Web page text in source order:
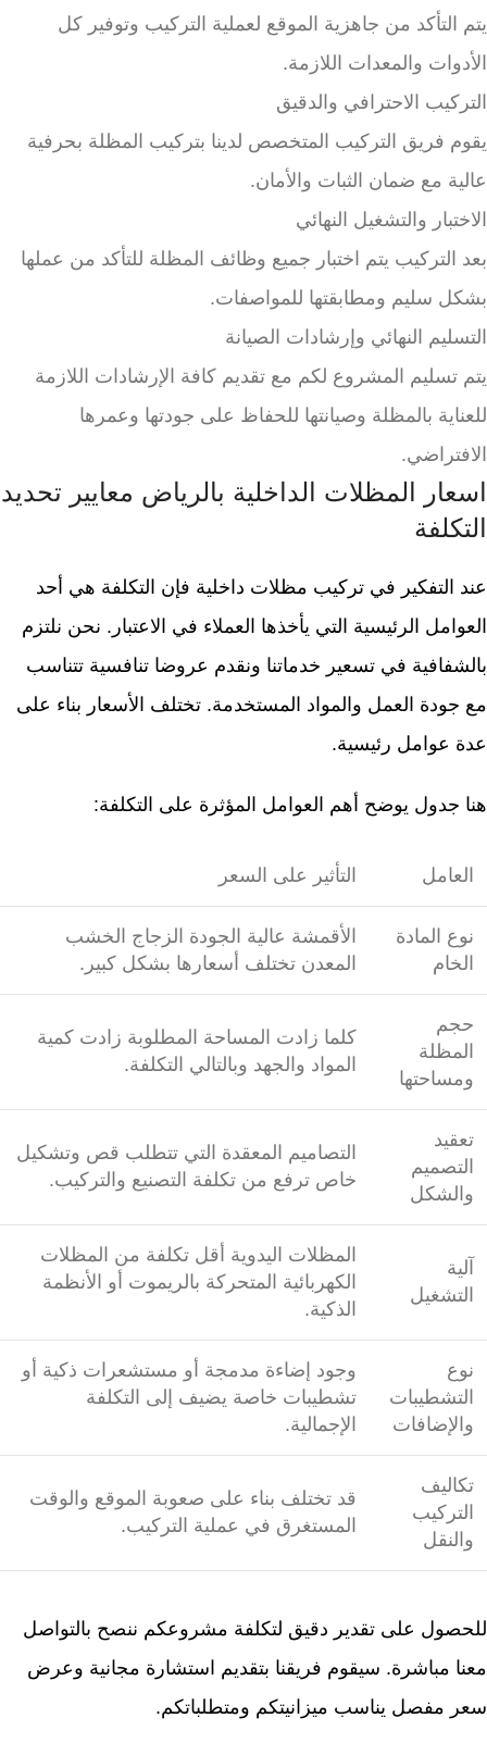
يتم التأكد من جاهزية الموقع لعملية التركيب وتوفير كل
الأدوات والمعدات اللازمة.
التركيب الاحترافي والدقيق
يقوم فريق التركيب المتخصص لدينا بتركيب المظلة بحرفية
عالية مع ضمان الثبات والأمان.
الاختبار والتشغيل النهائي
بعد التركيب يتم اختبار جميع وظائف المظلة للتأكد من عملها
بشكل سليم ومطابقتها للمواصفات.
التسليم النهائي وإرشادات الصيانة
يتم تسليم المشروع لكم مع تقديم كافة الإرشادات اللازمة
للعناية بالمظلة وصيانتها للحفاظ على جودتها وعمرها
الافتراضي.
اسعار المظلات الداخلية بالرياض معايير تحديد
التكلفة
عند التفكير في تركيب مظلات داخلية فإن التكلفة هي أحد
العوامل الرئيسية التي يأخذها العملاء في الاعتبار. نحن نلتزم
بالشفافية في تسعير خدماتنا ونقدم عروضا تنافسية تتناسب
مع جودة العمل والمواد المستخدمة. تختلف الأسعار بناء على
عدة عوامل رئيسية.
هنا جدول يوضح أهم العوامل المؤثرة على التكلفة:
العامل التأثير على السعر
نوع المادة
الخام
الأقمشة عالية الجودة الزجاج الخشب
المعدن تختلف أسعارها بشكل كبير.
حجم
المظلة
ومساحتها
كلما زادت المساحة المطلوبة زادت كمية
المواد والجهد وبالتالي التكلفة.
تعقيد
التصميم
والشكل
التصاميم المعقدة التي تتطلب قص وتشكيل
خاص ترفع من تكلفة التصنيع والتركيب.
آلية
التشغيل
المظلات اليدوية أقل تكلفة من المظلات
الكهربائية المتحركة بالريموت أو الأنظمة
الذكية.
نوع
التشطيبات
والإضافات
وجود إضاءة مدمجة أو مستشعرات ذكية أو
تشطيبات خاصة يضيف إلى التكلفة
الإجمالية.
تكاليف
التركيب
والنقل
قد تختلف بناء على صعوبة الموقع والوقت
المستغرق في عملية التركيب.
للحصول على تقدير دقيق لتكلفة مشروعكم ننصح بالتواصل
معنا مباشرة. سيقوم فريقنا بتقديم استشارة مجانية وعرض
سعر مفصل يناسب ميزانيتكم ومتطلباتكم.